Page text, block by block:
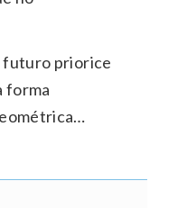
futuro priorice
forma